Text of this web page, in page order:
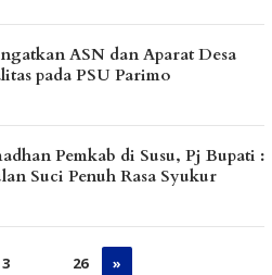
ASN dan Aparat Desa
pada PSU Parimo
Pemkab di Susu, Pj Bupati :
Suci Penuh Rasa Syukur
3 26 »